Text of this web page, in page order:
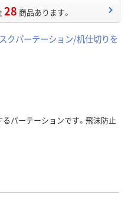
28 商品あります。
クパーテーション/机仕切りを
パーテーションです。飛沫防止